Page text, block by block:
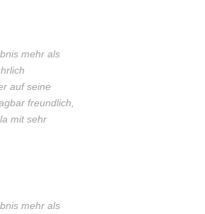
mehr als
auf seine
freundlich,
mit sehr
mehr als